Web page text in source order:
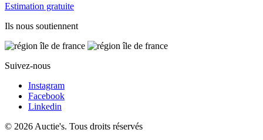
Estimation gratuite
Ils nous soutiennent
Suivez-nous
Instagram
Facebook
Linkedin
© 2026 Auctie's. Tous droits réservés